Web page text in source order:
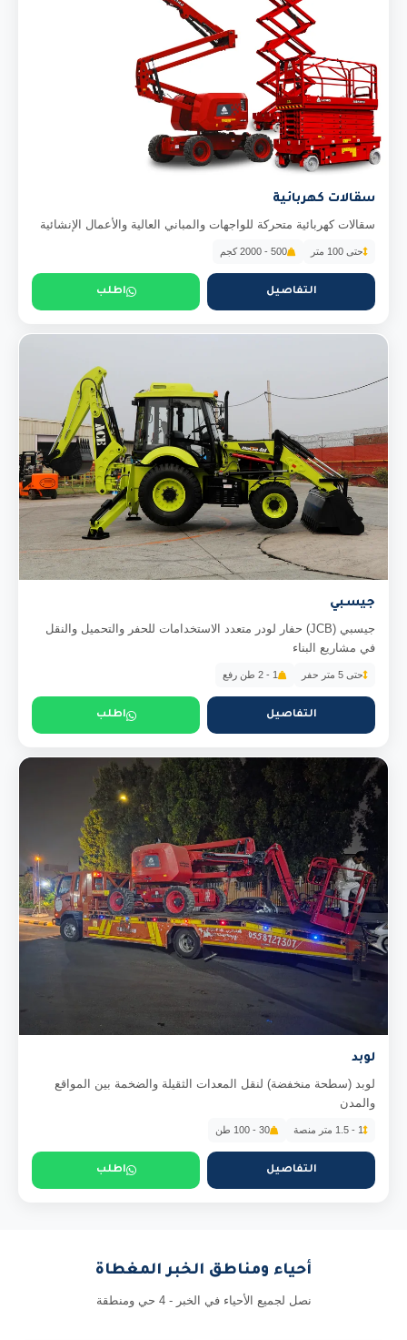
سقالات كهربائية
سقالات كهربائية متحركة للواجهات والمباني العالية والأعمال الإنشائية
حتى 100 متر 500 - 2000 كجم
التفاصيل اطلب
جيسبي
جيسبي (JCB) حفار لودر متعدد الاستخدامات للحفر والتحميل والنقل
في مشاريع البناء
حتى 5 متر حفر 1 - 2 طن رفع
التفاصيل اطلب
لوبد
لوبد (سطحة منخفضة) لنقل المعدات الثقيلة والضخمة بين المواقع
والمدن
1 - 1.5 متر منصة 30 - 100 طن
التفاصيل اطلب
أحياء ومناطق الخبر المغطاة
نصل لجميع الأحياء في الخبر - 4 حي ومنطقة